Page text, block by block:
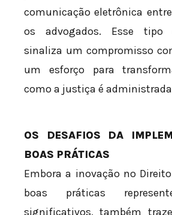
comunicação eletrônica
os advogados. Esse tipo
sinaliza um compromisso
um esforço para
como a justiça é
OS DESAFIOS DA
BOAS PRÁTICAS
Embora a inovação no
boas práticas
significativos, também